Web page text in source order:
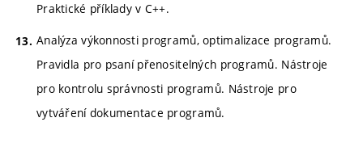
Praktické příklady v C++.
Analýza výkonnosti programů, optimalizace programů.
Pravidla pro psaní přenositelných programů. Nástroje
pro kontrolu správnosti programů. Nástroje pro
vytváření dokumentace programů.